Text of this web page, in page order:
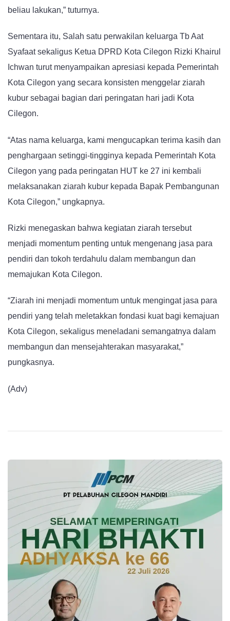
beliau lakukan,” tuturnya.
Sementara itu, Salah satu perwakilan keluarga Tb Aat
Syafaat sekaligus Ketua DPRD Kota Cilegon Rizki Khairul
Ichwan turut menyampaikan apresiasi kepada Pemerintah
Kota Cilegon yang secara konsisten menggelar ziarah
kubur sebagai bagian dari peringatan hari jadi Kota
Cilegon.
“Atas nama keluarga, kami mengucapkan terima kasih dan
penghargaan setinggi-tingginya kepada Pemerintah Kota
Cilegon yang pada peringatan HUT ke 27 ini kembali
melaksanakan ziarah kubur kepada Bapak Pembangunan
Kota Cilegon,” ungkapnya.
Rizki menegaskan bahwa kegiatan ziarah tersebut
menjadi momentum penting untuk mengenang jasa para
pendiri dan tokoh terdahulu dalam membangun dan
memajukan Kota Cilegon.
“Ziarah ini menjadi momentum untuk mengingat jasa para
pendiri yang telah meletakkan fondasi kuat bagi kemajuan
Kota Cilegon, sekaligus meneladani semangatnya dalam
membangun dan mensejahterakan masyarakat,”
pungkasnya.
(Adv)